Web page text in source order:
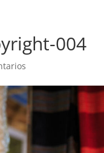
004